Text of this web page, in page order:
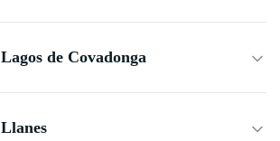
Lagos de Covadonga
Llanes